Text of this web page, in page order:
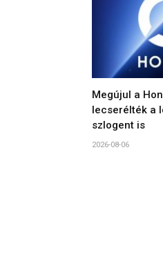
Megújul a
lecserélték a
szlogent is
2026-08-06